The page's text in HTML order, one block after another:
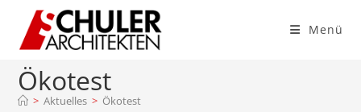
Menü
Ökotest
> Aktuelles > Ökotest